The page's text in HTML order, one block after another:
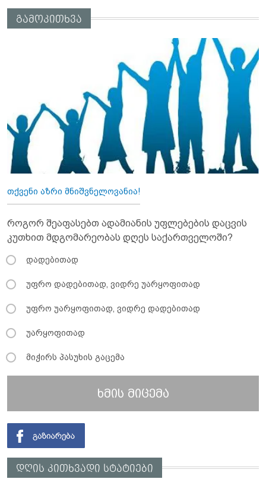
გამოკითხვა
თქვენი აზრი მნიშვნელოვანია!
როგორ შეაფასებთ ადამიანის უფლებების დაცვის
კუთხით მდგომარეობას დღეს საქართველოში?
დადებითად
უფრო დადებითად, ვიდრე უარყოფითად
უფრო უარყოფითად, ვიდრე დადებითად
უარყოფითად
მიჭირს პასუხის გაცემა
ხმის მიცემა
დღის კითხვადი სტატიები